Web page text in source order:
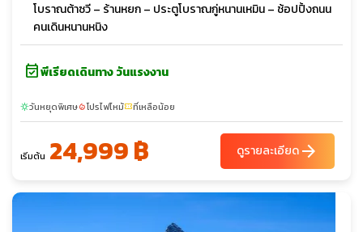
โบราณต้าซวี – ร้านหยก – ประตูโบราณกู่หนานเหมิน – ช้อปปิ้งถนน
คนเดินหนานหนิง
event_availableพีเรียดเดินทาง วันแรงงาน
sunnyวันหยุดพิเศษlocal_fire_departmentโปรไฟไหม้confirmation_numberที่เหลือน้อย
เริ่มต้น 24,999 ฿ ดูรายละเอียดarrow_forward